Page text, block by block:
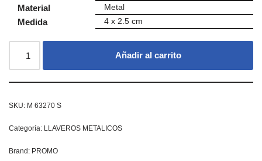
Material Metal
Medida 4 x 2.5 cm
Añadir al carrito
SKU: M 63270 S
Categoría: LLAVEROS METALICOS
Brand: PROMO